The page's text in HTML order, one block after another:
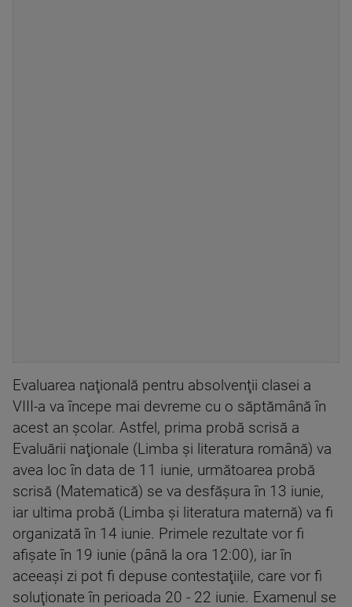
Evaluarea naţională pentru absolvenţii clasei a
VIII-a va începe mai devreme cu o săptămână în
acest an şcolar. Astfel, prima probă scrisă a
Evaluării naţionale (Limba şi literatura română) va
avea loc în data de 11 iunie, următoarea probă
scrisă (Matematică) se va desfăşura în 13 iunie,
iar ultima probă (Limba şi literatura maternă) va fi
organizată în 14 iunie. Primele rezultate vor fi
afişate în 19 iunie (până la ora 12:00), iar în
aceeaşi zi pot fi depuse contestaţiile, care vor fi
soluţionate în perioada 20 - 22 iunie. Examenul se